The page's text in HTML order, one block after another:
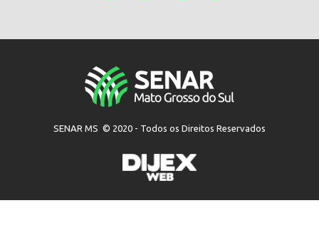
SENAR MS © 2020 - Todos os Direitos Reservados